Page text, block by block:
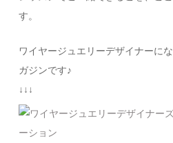
す。
ワイヤージュエリーデザイナーに
ガジンです♪
↓↓↓